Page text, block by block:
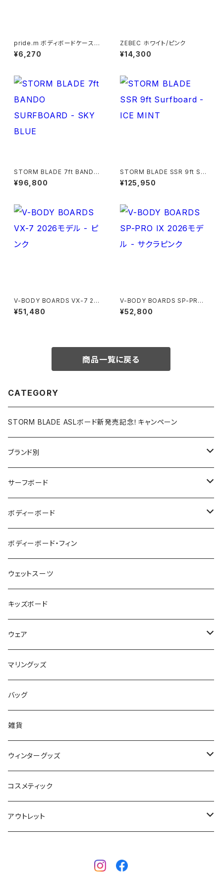
pride.m ボディボードケース(ノ
ーズ補強あり) ゼブラ
¥6,270
ZEBEC ホワイト/ピンク
¥14,300
STORM BLADE 7ft BANDO
SURFBOARD - SKY BLUE
¥96,800
STORM BLADE SSR 9ft Sur
fboard - ICE MINT
¥125,950
V-BODY BOARDS VX-7 202
6モデル - ピンク
¥51,480
V-BODY BOARDS SP-PRO I
X 2026モデル - サクラピンク
¥52,800
商品一覧に戻る
CATEGORY
STORM BLADE ASLボード新発売記念！キャンペーン
ブランド別
V-BODY BOARDS
ZEBEC
pride.m
FLOCO
Mermaid & Guys
UNDERSERIES
TABIE REVO
AQA
STORMBLADE
サーフボード
SUP
BBS / EAU WETSUITS
GO NATURE
MAHALO
サーフボード
サーフボード
フィン
サーフボードアクセサリー
ボディーボード
ボディーボード
BBフィン
BBアクセサリー
コイルコード
ボードケース
ボディーボード・フィン
ウェットスーツ
キッズボード
ウェア
メンズ
レディース
キッズ
マリングッズ
バッグ
雑貨
ウィンターグッズ
ブーツ
グローブ
コスメティック
アウトレット